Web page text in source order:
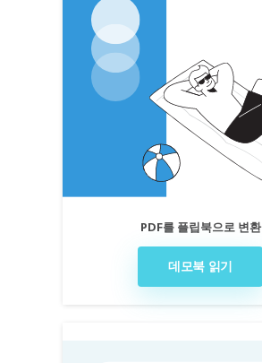
PDF를 플립북으로 변환
데모북 읽기